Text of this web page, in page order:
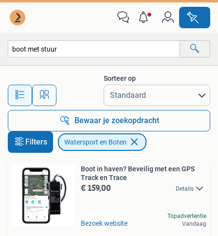
Alle afstanden…
Sorteer op
Bewaar je zoekopdracht
Filters Watersport en Boten
Boot in haven? Beveilig met een GPS
Track en Trace
€ 159,00 Details
Bezoek website
Topadvertentie
Vandaag